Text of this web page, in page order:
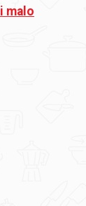
malo